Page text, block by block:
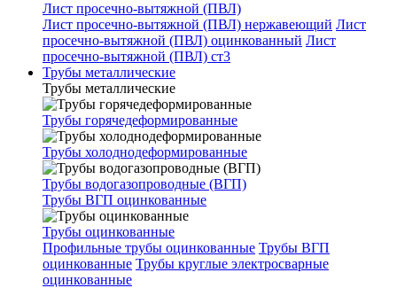
Лист просечно-вытяжной (ПВЛ)
Лист просечно-вытяжной (ПВЛ) нержавеющий Лист
просечно-вытяжной (ПВЛ) оцинкованный Лист
просечно-вытяжной (ПВЛ) ст3
Трубы металлические
Трубы металлические
Трубы горячедеформированные
Трубы холоднодеформированные
Трубы водогазопроводные (ВГП)
Трубы ВГП оцинкованные
Трубы оцинкованные
Профильные трубы оцинкованные Трубы ВГП
оцинкованные Трубы круглые электросварные
оцинкованные